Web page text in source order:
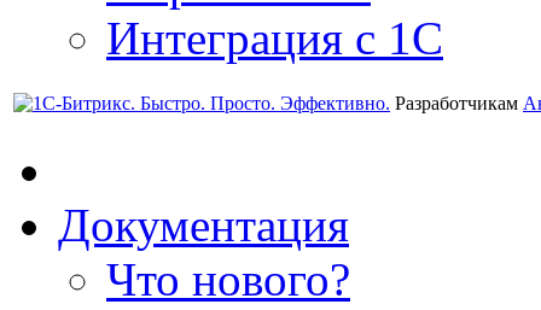
Интеграция с 1С
Разработчикам
Документация
Что нового?